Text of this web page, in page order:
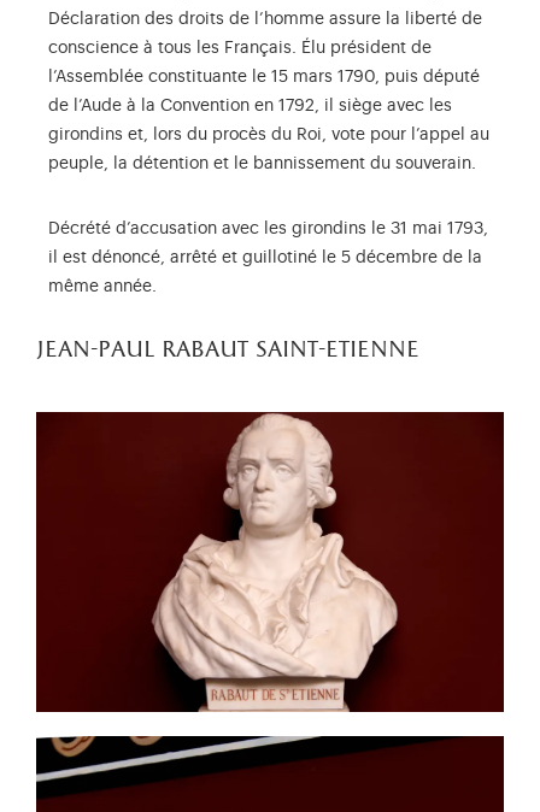
Déclaration des droits de l’homme assure la liberté de
conscience à tous les Français. Élu président de
l’Assemblée constituante le 15 mars 1790, puis député
de l’Aude à la Convention en 1792, il siège avec les
girondins et, lors du procès du Roi, vote pour l’appel au
peuple, la détention et le bannissement du souverain.
Décrété d’accusation avec les girondins le 31 mai 1793,
il est dénoncé, arrêté et guillotiné le 5 décembre de la
même année.
jean-paul rabaut saint-etienne